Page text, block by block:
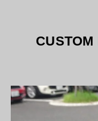
CUSTOM